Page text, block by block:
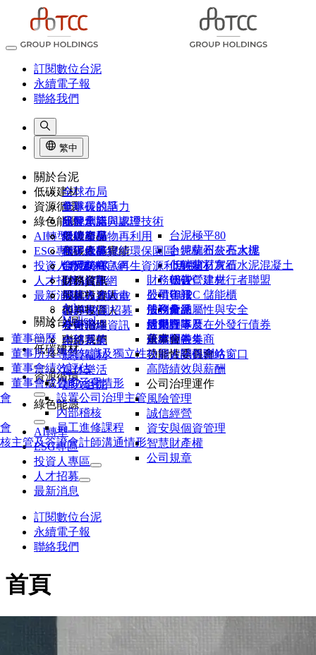
訂閱數位台泥
永續電子報
聯絡我們
繁中
關於台泥
全球布局
董事長的話
品牌承諾
組織架構
台泥大事紀
台泥榮耀
1101故事
供應商專區
客戶專區
各廠聯絡資訊
內部系統
低碳建材
全球碳競爭力
研發創新與認證
低碳產品
台泥極平80
卜特蘭石灰石水泥
卜特蘭石灰石水泥混凝土
UHPC 建材
UHPC 儲能櫃
產品屬性與安全
低碳產品實績
台泥杭州公亮大樓
低碳建材實績
低碳營建先行者聯盟
CIMPOR官網
OYAK官網
資源循環
水泥窯協同處理技術
營建廢棄物再利用
和平低碳綠能環保園區
台泥DAKA再生資源利用中心
綠色能源
綠能布局
台泥綠能
能元超商
台泥儲能
NHOA Energy
Atlante
Molicel
AI轉型
ESG專區
投資人專區
財務資訊
財務報告
公司年報
法說會
活動行事曆
股權投資人
股價資訊
股利分派
股東會
研究報告券商
公開資訊觀測站
債券投資人
債務彙總
信用評等及在外發行債券
永續金融
公司治理
經營團隊
董事會
董事簡歷
董事所具專業知識及獨立性
董事會績效評估
董事會成員多元化
功能性委員會
主管及簽證會計師溝通情形
高階績效與薪酬
公司治理運作
公司治理情形
設置公司治理主管
內部稽核
員工進修課程
風險管理
誠信經營
資安與個資管理
智慧財產權
公司規章
聯絡我們
基本問答集
投資人關係聯絡窗口
人才招募
尼莫人才計畫
2026 校園招募
友善職場
全球菁英
薪資福利
退休樂活
加入台泥
最新消息
關於台泥
低碳建材
資源循環
綠色能源
AI轉型
ESG專區
投資人專區
人才招募
最新消息
訂閱數位台泥
永續電子報
聯絡我們
首頁